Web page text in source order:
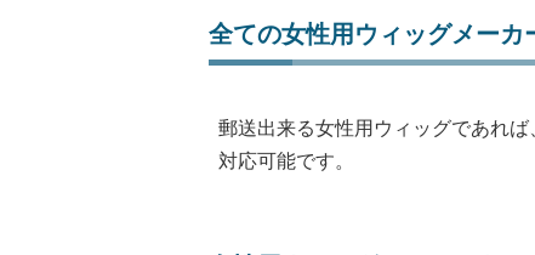
全ての女性用ウィッグメーカ
郵送出来る女性用ウィッグであれ
対応可能です。